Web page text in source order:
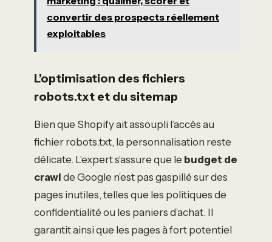
convertir des prospects réellement
exploitables
L’optimisation des fichiers
robots.txt et du sitemap
Bien que Shopify ait assoupli l’accès au
fichier robots.txt, la personnalisation reste
délicate. L’expert s’assure que le budget de
crawl de Google n’est pas gaspillé sur des
pages inutiles, telles que les politiques de
confidentialité ou les paniers d’achat. Il
garantit ainsi que les pages à fort potentiel